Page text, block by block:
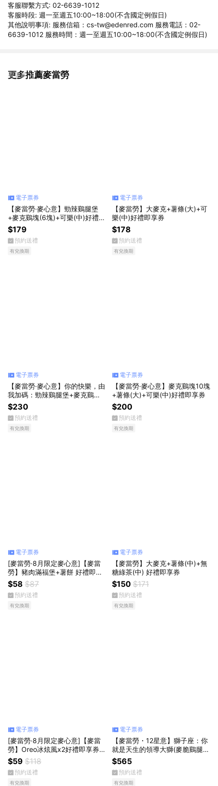
客服聯繫方式: 02-6639-1012
客服時段: 週一至週五10:00~18:00(不含國定例假日)
其他說明事項: 服務信箱：cs-tw@edenred.com 服務電話：02-
6639-1012 服務時間：週一至週五10:00~18:00(不含國定例假日)
更多推薦麥當勞
看更多
電子票券
【麥當勞·麥心意】勁辣鷄腿堡
+麥克鷄塊(6塊)+可樂(中)好禮即
享券
$179
預約送禮
有兌換期
電子票券
【麥當勞】大麥克+薯條(大)+可
樂(中)好禮即享券
$178
預約送禮
有兌換期
電子票券
【麥當勞·麥心意】你的快樂，由
我加碼：勁辣鷄腿堡+麥克鷄塊
(4塊)+薯條(大)+可樂(中) 好禮即
享券
$230
預約送禮
有兌換期
電子票券
【麥當勞·麥心意】麥克鷄塊10塊
+薯條(大)+可樂(中)好禮即享券
$200
預約送禮
有兌換期
電子票券
[麥當勞·8月限定麥心意]【麥當
勞】豬肉滿福堡+薯餅 好禮即享
券
$58 $87
預約送禮
有兌換期
電子票券
【麥當勞】大麥克+薯條(中)+無
糖綠茶(中) 好禮即享券
$150 $171
預約送禮
有兌換期
電子票券
[麥當勞·8月限定麥心意]【麥當
勞】Oreo冰炫風x2好禮即享券
(買1送1)
$59 $118
預約送禮
有兌換期
電子票券
【麥當勞・12星意】獅子座：你
就是天生的領導大獅(麥脆鷄腿6
塊 (原味)+薯條(大)+可樂(中)X2
+麥克鷄塊6塊)
$565
預約送禮
有兌換期